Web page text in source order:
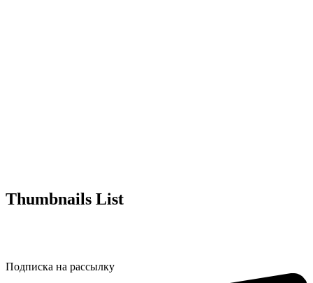
Thumbnails List
Подписка на рассылку